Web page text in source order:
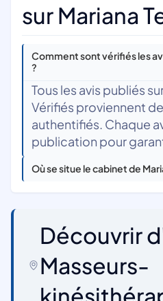
sur Mariana
Comment sont vérifiés les
?
Tous les avis publiés
Vérifiés proviennent
authentifiés. Chaque
publication pour
Où se situe le cabinet de
Découvrir
Masseurs-